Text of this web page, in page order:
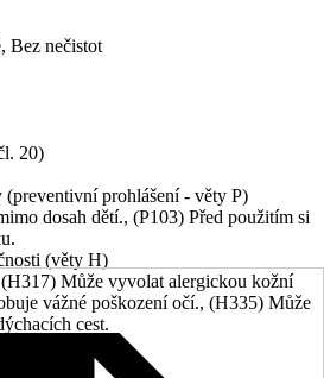
Bez nečistot
20)
prohlášení - věty P)
dosah dětí., (P103) Před použitím si
(věty H)
Může vyvolat alergickou kožní
vážné poškození očí., (H335) Může
cest.